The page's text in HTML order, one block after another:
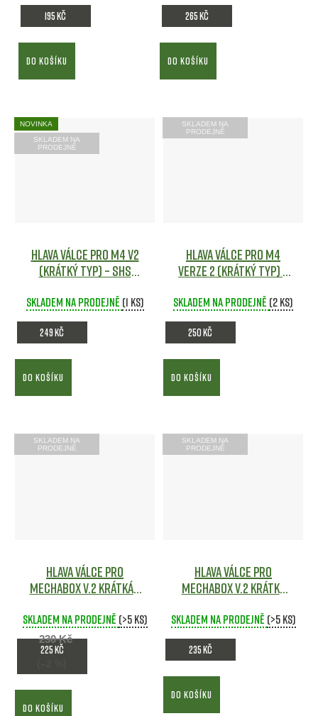
195 Kč
DO KOŠÍKU
265 Kč
DO KOŠÍKU
NOVINKA
SKLADEM NA
PRODEJNĚ
Hlava válce pro M4 V2
(krátký typ) – SHS
Skladem na prodejně (1 ks)
249 Kč
DO KOŠÍKU
SKLADEM NA
PRODEJNĚ
Hlava válce pro M4
verze 2 (krátký typ) –
Skladem na prodejně (2 ks)
250 Kč
DO KOŠÍKU
SKLADEM NA
PRODEJNĚ
Hlava válce pro
mechabox V.2 krátká -
Skladem na prodejně (>5 ks)
225 Kč
230 Kč
DO KOŠÍKU
SKLADEM NA
PRODEJNĚ
Hlava válce pro
mechabox V.2 krátká
Airsoft
Skladem na prodejně (>5 ks)
235 Kč
DO KOŠÍKU